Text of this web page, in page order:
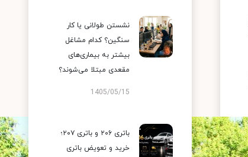
نشستن طولانی یا کار
سنگین؟ کدام مشاغل
بیشتر به بیماری‌های
مقعدی مبتلا می‌شوند؟
1405/05/15
باتری ۲۰۶ و باتری ۲۰۷؛
خرید و تعویض باتری